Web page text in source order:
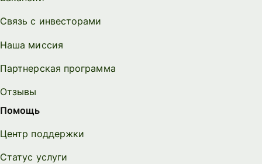
Связь с инвесторами
Наша миссия
Партнерская программа
Отзывы
Помощь
Центр поддержки
Статус услуги